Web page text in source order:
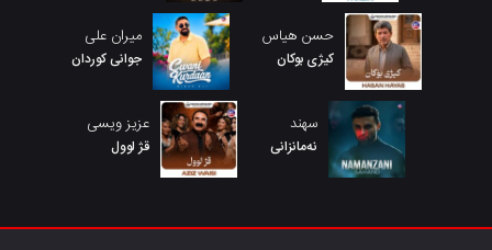
حسن هیاس
کیژی بوکان
میران علی
جوانی کوردان
سهند
نەمانزانی
عزیز ویسی
قژ لوول